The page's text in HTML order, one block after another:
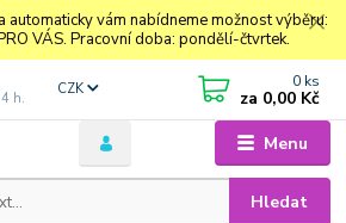
automaticky vám nabídneme možnost výběru:
VÁS. Pracovní doba: pondělí-čtvrtek.
Menu
CZK
Hledat
h.
0 ks
za 0,00 Kč